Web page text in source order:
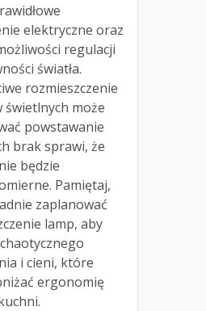
elektryczne oraz
regulacji
światła.
rozmieszczenie
może
powstawanie
brak sprawi, że
będzie
Pamiętaj,
zaplanować
lamp, aby
i cieni, które
ergonomię